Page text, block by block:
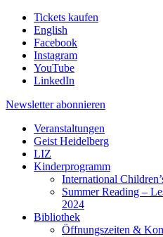
Tickets kaufen
English
Facebook
Instagram
YouTube
LinkedIn
Newsletter abonnieren
Veranstaltungen
Geist Heidelberg
LIZ
Kinderprogramm
International
Summer Reading –
2024
Bibliothek
Öffnungszeiten &